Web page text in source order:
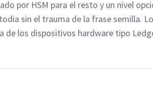
por HSM para el resto y un nivel
sin el trauma de la frase semilla.
de los dispositivos hardware tipo